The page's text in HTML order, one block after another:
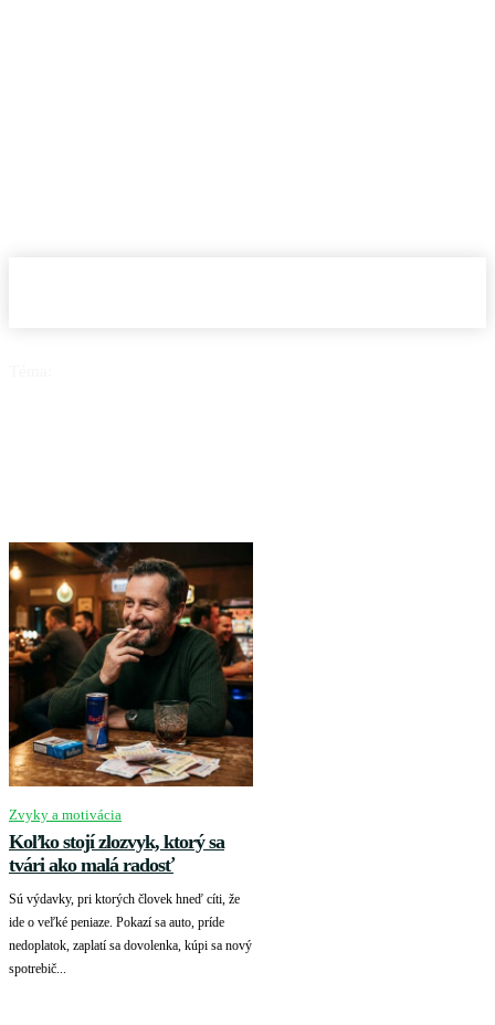
Zvyky a motivácia
Koľko stojí zlozvyk, ktorý sa
tvári ako malá radosť
Sú výdavky, pri ktorých človek hneď cíti, že
ide o veľké peniaze. Pokazí sa auto, príde
nedoplatok, zaplatí sa dovolenka, kúpi sa nový
spotrebič...